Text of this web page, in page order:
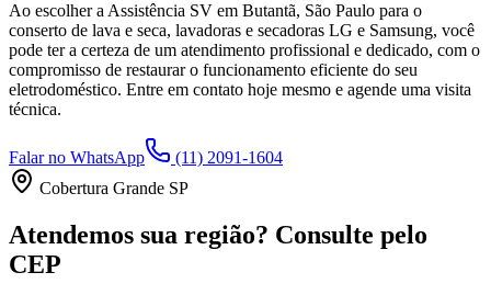
Ao escolher a Assistência SV em Butantã, São Paulo para o
conserto de lava e seca, lavadoras e secadoras LG e Samsung, você
pode ter a certeza de um atendimento profissional e dedicado, com o
compromisso de restaurar o funcionamento eficiente do seu
eletrodoméstico. Entre em contato hoje mesmo e agende uma visita
técnica.
Falar no WhatsApp
(11) 2091-1604
Cobertura Grande SP
Atendemos sua região? Consulte pelo
CEP